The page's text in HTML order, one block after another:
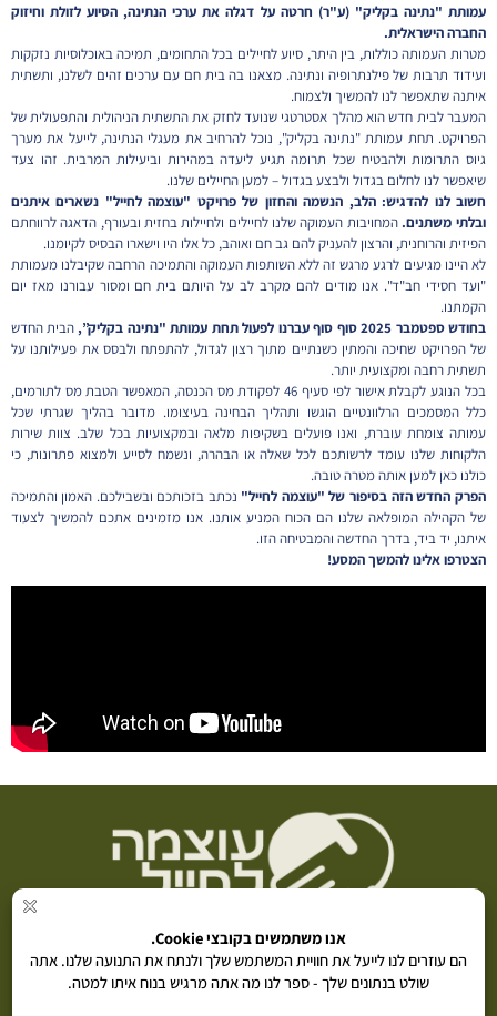
עמותת "נתינה בקליק" (ע"ר) חרטה על דגלה את ערכי הנתינה, הסיוע לזולת וחיזוק
החברה הישראלית.
מטרות העמותה כוללות, בין היתר, סיוע לחיילים בכל התחומים, תמיכה באוכלוסיות נזקקות
ועידוד תרבות של פילנתרופיה ונתינה. מצאנו בה בית חם עם ערכים זהים לשלנו, ותשתית
איתנה שתאפשר לנו להמשיך ולצמוח.
המעבר לבית חדש הוא מהלך אסטרטגי שנועד לחזק את התשתית הניהולית והתפעולית של
הפרויקט. תחת עמותת "נתינה בקליק", נוכל להרחיב את מעגלי הנתינה, לייעל את מערך
גיוס התרומות ולהבטיח שכל תרומה תגיע ליעדה במהירות וביעילות המרבית. זהו צעד
שיאפשר לנו לחלום בגדול ולבצע בגדול – למען החיילים שלנו.
חשוב לנו להדגיש: הלב, הנשמה והחזון של פרויקט "עוצמה לחייל" נשארים איתנים
ובלתי משתנים. המחויבות העמוקה שלנו לחיילים ולחיילות בחזית ובעורף, הדאגה לרווחתם
הפיזית והרוחנית, והרצון להעניק להם גב חם ואוהב, כל אלו היו וישארו הבסיס לקיומנו.
לא היינו מגיעים לרגע מרגש זה ללא השותפות העמוקה והתמיכה הרחבה שקיבלנו מעמותת
"ועד חסידי חב"ד". אנו מודים להם מקרב לב על היותם בית חם ומסור עבורנו מאז יום
הקמתנו.
בחודש ספטמבר 2025 סוף סוף עברנו לפעול תחת עמותת "נתינה בקליק”,
הבית החדש
של הפרויקט שחיכה והמתין כשנתיים מתוך רצון לגדול, להתפתח ולבסס את פעילותנו על
תשתית רחבה ומקצועית יותר.
בכל הנוגע לקבלת אישור לפי סעיף 46 לפקודת מס הכנסה, המאפשר הטבת מס לתורמים,
כלל המסמכים הרלוונטיים הוגשו ותהליך הבחינה בעיצומו. מדובר בהליך שגרתי שכל
עמותה צומחת עוברת, ואנו פועלים בשקיפות מלאה ובמקצועיות בכל שלב. צוות שירות
הלקוחות שלנו עומד לרשותכם לכל שאלה או הבהרה, ונשמח לסייע ולמצוא פתרונות, כי
כולנו כאן למען אותה מטרה טובה.
הפרק החדש הזה בסיפור של "עוצמה לחייל" נכתב בזכותכם ובשבילכם. האמון והתמיכה
של הקהילה המופלאה שלנו הם הכוח המניע אותנו. אנו מזמינים אתכם להמשיך לצעוד
איתנו, יד ביד, בדרך החדשה והמבטיחה הזו.
הצטרפו אלינו להמשך המסע!
פרויקט"עוצמה לחייל"מבית ״נתינה בקליק״ (ע״ר) 580776292 | 5869*